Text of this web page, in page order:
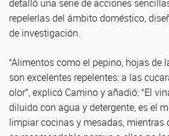
detalló una serie de acciones
repelerlas del ámbito doméstico,
de investigación.
“Alimentos como el pepino, hojas de
son excelentes repelentes: a las
olor”, explicó Camino y añadió: “El
diluido con agua y detergente, es el
limpiar cocinas y mesadas, mientras